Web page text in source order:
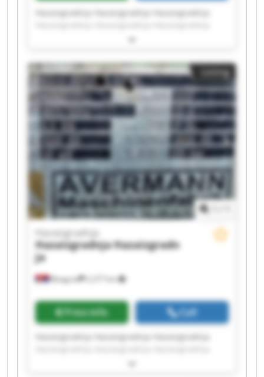
Hazaizgradnja Hazaizgradnja Hazaizgradnja
Hazaizgradnja Hazaizgradnja Hazaizgradnja
Hazaizgradnja Hazaizgradnja Hazaizgradnja
Hazaizgradnja Hazaizgradnja Hazaizgradnja
Hazaizgradnja Hazaizgradnja
Listing
Beograd 2,277 km
Hazaizgradnja
HazaizgradnjaHazaizgradn
ja
Price info Call
Hazaizgradnja Hazaizgradnja Hazaizgradnja
Hazaizgradnja Hazaizgradnja Hazaizgradnja